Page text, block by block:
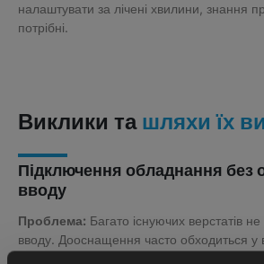
налаштувати за лічені хвилини, знання
потрібні.
Виклики та шляхи їх
Підключення обладнання без
вводу
Проблема: Багато існуючих верстатів
вводу. Дооснащення часто обходиться у